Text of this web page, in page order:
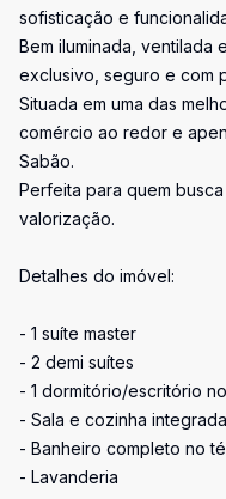
sofisticação e
Bem iluminada, ventilada
exclusivo, seguro e com
Situada em uma das
comércio ao redor e
Sabão.
Perfeita para quem
valorização.
Detalhes do imóvel:
- 1 suíte master
- 2 demi suítes
- 1 dormitório/escritório
- Sala e cozinha
- Banheiro completo no
- Lavanderia